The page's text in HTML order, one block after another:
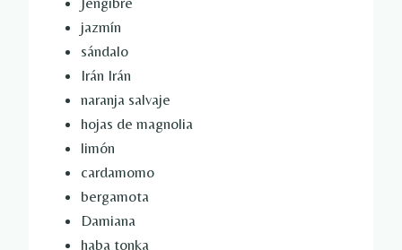
jazmín
sándalo
Irán Irán
naranja salvaje
hojas de magnolia
limón
cardamomo
bergamota
Damiana
haba tonka